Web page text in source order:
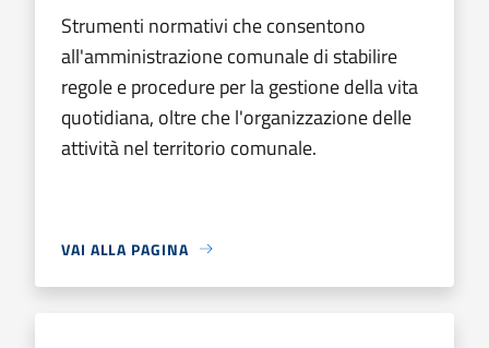
Strumenti normativi che consentono
all'amministrazione comunale di stabilire
regole e procedure per la gestione della vita
quotidiana, oltre che l'organizzazione delle
attività nel territorio comunale.
VAI ALLA PAGINA